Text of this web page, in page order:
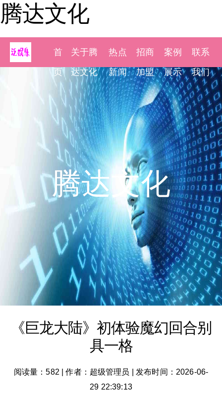
腾达文化
首
页
关于腾
达文化
热点
新闻
招商
加盟
案例
展示
联系
我们
腾达文化
《巨龙大陆》初体验魔幻回合别
具一格
阅读量：582 |作者：超级管理员
发布时间：2026-06-
29 22:39:13